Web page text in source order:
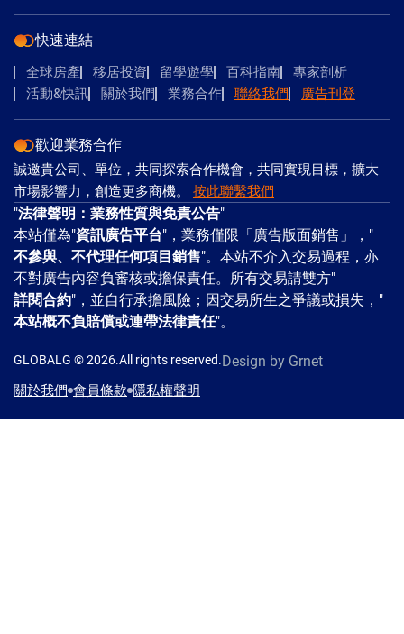
快速連結
全球房產 移居投資 留學遊學 百科指南
專家剖析
活動&快訊
關於我們 業務合作 聯絡我們 廣告刊登
歡迎業務合作
誠邀貴公司、單位，共同探索合作機會，共同實現目標，擴大
市場影響力，創造更多商機。 按此聯繫我們
"法律聲明：業務性質與免責公告"
本站僅為"資訊廣告平台"，業務僅限「廣告版面銷售」，"
不參與、不代理任何項目銷售"。本站不介入交易過程，亦
不對廣告內容負審核或擔保責任。所有交易請雙方"
詳閱合約"，並自行承擔風險；因交易所生之爭議或損失，"
本站概不負賠償或連帶法律責任"。
GLOBALG © 2026.All rights reserved.Design by Grnet
關於我們 會員條款 隱私權聲明